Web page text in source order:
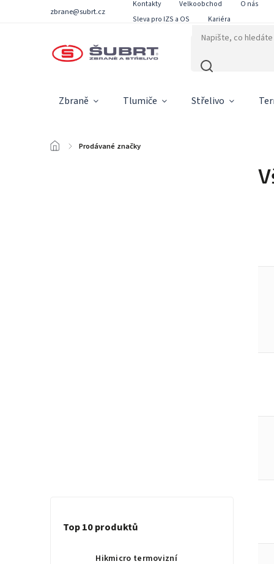
zbrane@subrt.cz
Kontakty Velkoobchod O nás
Sleva pro IZS a OS
Kariéra
Zbraně Tlumiče Střelivo
/ Prodávané značky
Top 10 produktů
Hikmicro termovizní